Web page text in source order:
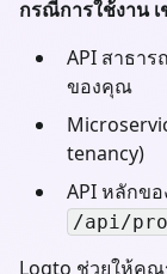
กรณีการใช้งาน
API สาธา
ของคุณ
tenancy)
API หลักข
/api/
Logto ช่วยให้คุณ